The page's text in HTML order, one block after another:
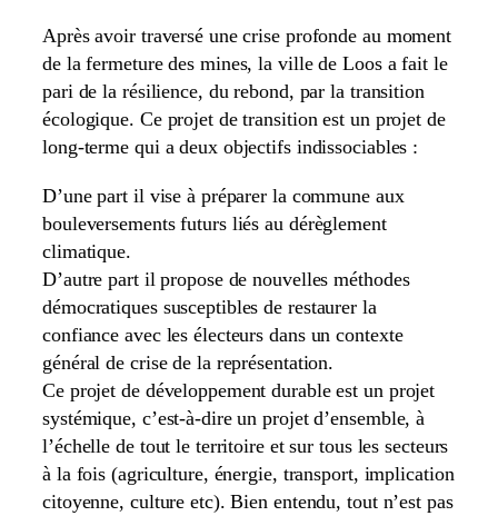
Après avoir traversé une crise profonde au moment
de la fermeture des mines, la ville de Loos a fait le
pari de la résilience, du rebond, par la transition
écologique. Ce projet de transition est un projet de
long-terme qui a deux objectifs indissociables :
D’une part il vise à préparer la commune aux
bouleversements futurs liés au dérèglement
climatique.
D’autre part il propose de nouvelles méthodes
démocratiques susceptibles de restaurer la
confiance avec les électeurs dans un contexte
général de crise de la représentation.
Ce projet de développement durable est un projet
systémique, c’est-à-dire un projet d’ensemble, à
l’échelle de tout le territoire et sur tous les secteurs
à la fois (agriculture, énergie, transport, implication
citoyenne, culture etc). Bien entendu, tout n’est pas